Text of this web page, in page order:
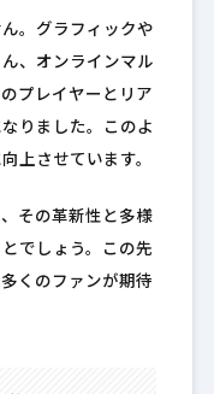
。グラフィックや
、オンラインマル
プレイヤーとリア
りました。このよ
上させています。
その革新性と多様
でしょう。この先
くのファンが期待